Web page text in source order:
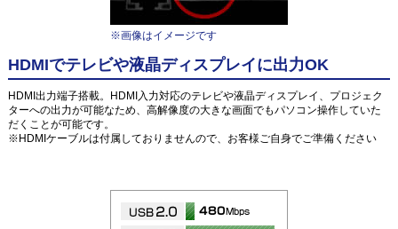
※画像はイメージです
HDMIでテレビや液晶ディスプレイに出力OK
HDMI出力端子搭載。HDMI入力対応のテレビや液晶ディスプレイ、プロジェク
ターへの出力が可能なため、高解像度の大きな画面でもパソコン操作していた
だくことが可能です。
※HDMIケーブルは付属しておりませんので、お客様ご自身でご準備ください